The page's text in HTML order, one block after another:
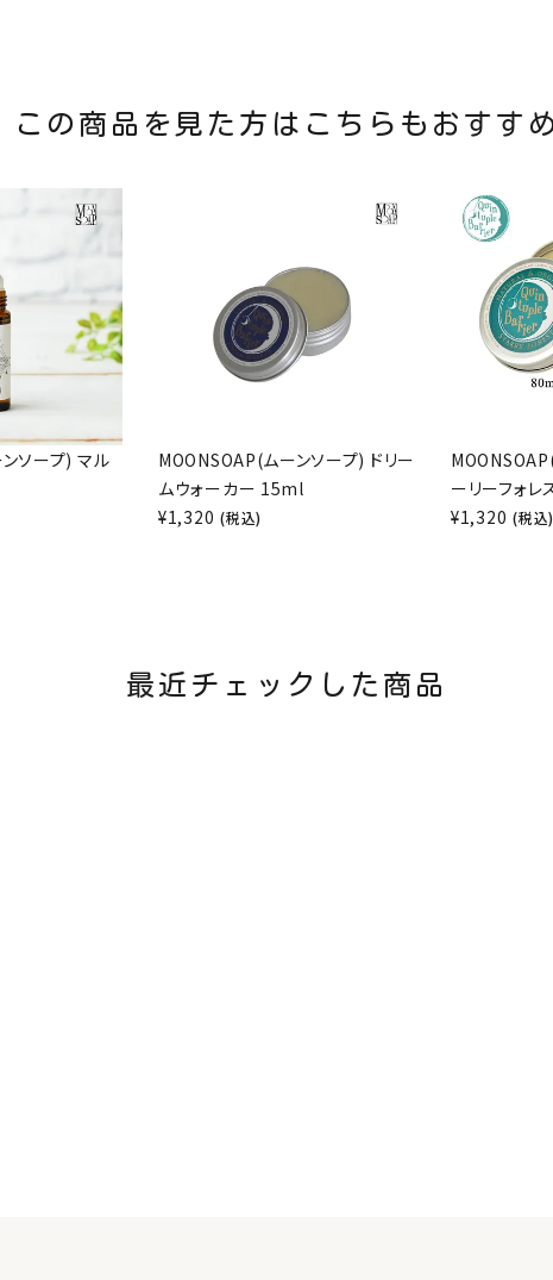
この商品を見た方はこちらもおすす
ソープ) マル
MOONSOAP(ムーンソープ) ドリー
ムウォーカー 15ml
¥1,320 (税込)
ーリーフォ
¥1,320 (税込
最近チェックした商品